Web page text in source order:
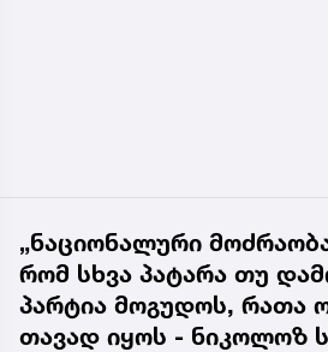
„ნაციონალური
რომ სხვა პატარა თუ
პარტია მოგუდოს, რათა
თავად იყოს - ნიკოლოზ